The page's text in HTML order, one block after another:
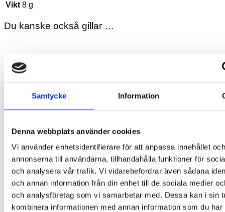
Samtycke Information
Denna webbplats använder cookies
Vi använder enhetsidentifierare för att anpassa innehållet och
annonserna till användarna, tillhandahålla funktioner för
och analysera vår trafik. Vi vidarebefordrar även sådana
och annan information från din enhet till de sociala medier
och analysföretag som vi samarbetar med. Dessa kan i sin
kombinera informationen med annan information som du har
Vikt 8 g
Du kanske också gillar …